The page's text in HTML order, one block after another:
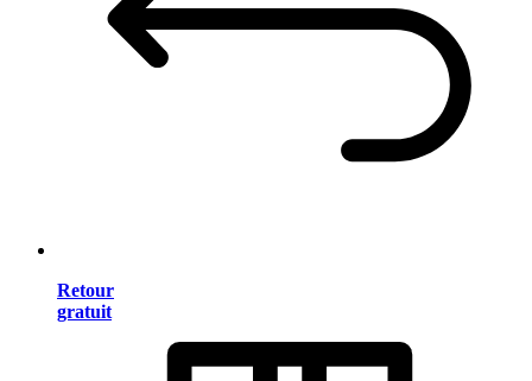
Retour
gratuit